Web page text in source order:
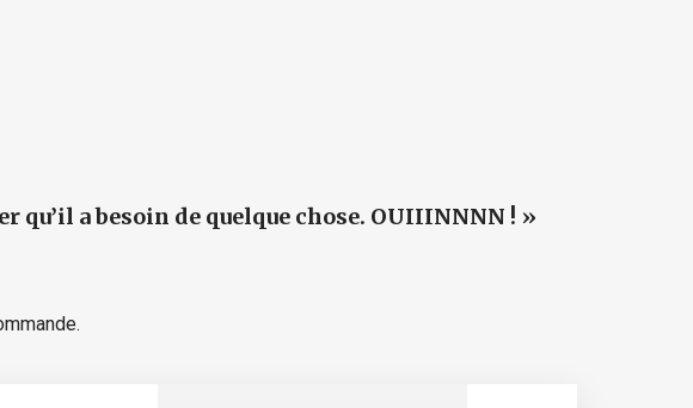
qu’il a besoin de quelque chose. OUIIINNNN ! »